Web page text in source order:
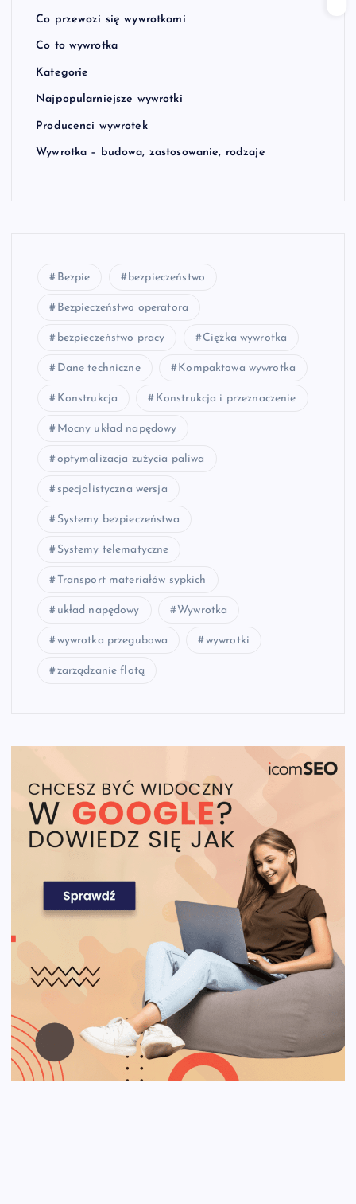
Co przewozi się wywrotkami
Co to wywrotka
Kategorie
Najpopularniejsze wywrotki
Producenci wywrotek
Wywrotka – budowa, zastosowanie, rodzaje
Bezpie bezpieczeństwo
Bezpieczeństwo operatora
bezpieczeństwo pracy Ciężka wywrotka
Dane techniczne Kompaktowa wywrotka
Konstrukcja Konstrukcja i przeznaczenie
Mocny układ napędowy
optymalizacja zużycia paliwa
specjalistyczna wersja
Systemy bezpieczeństwa
Systemy telematyczne
Transport materiałów sypkich
układ napędowy Wywrotka
wywrotka przegubowa wywrotki
zarządzanie flotą